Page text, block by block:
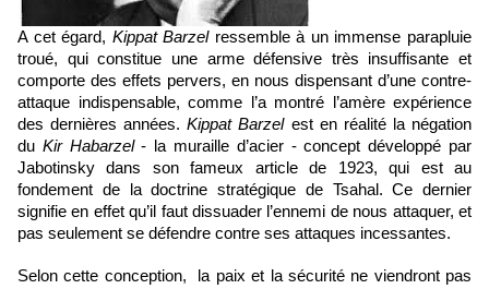
A cet égard, Kippat Barzel ressemble à un immense parapluie
troué, qui constitue une arme défensive très insuffisante et
comporte des effets pervers, en nous dispensant d’une contre-
attaque indispensable, comme l’a montré l’amère expérience
des dernières années. Kippat Barzel est en réalité la négation
du Kir Habarzel - la muraille d’acier - concept développé par
Jabotinsky dans son fameux article de 1923, qui est au
fondement de la doctrine stratégique de Tsahal. Ce dernier
signifie en effet qu’il faut dissuader l’ennemi de nous attaquer, et
pas seulement se défendre contre ses attaques incessantes.
Selon cette conception,  la paix et la sécurité ne viendront pas